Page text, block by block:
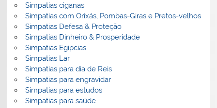
Simpatias ciganas
Simpatias com Orixás, Pombas-Giras e Pretos-velhos
Simpatias Defesa & Proteção
Simpatias Dinheiro & Prosperidade
Simpatias Egipcias
Simpatias Lar
Simpatias para dia de Reis
Simpatias para engravidar
Simpatias para estudos
Simpatias para saúde